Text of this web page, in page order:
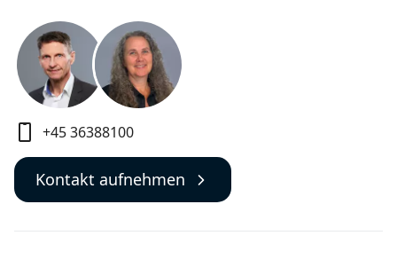
+45 36388100
Kontakt aufnehmen